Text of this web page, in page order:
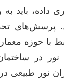
داده، باید به
پرسش‌های
با حوزه
در
نور طبیعی